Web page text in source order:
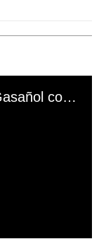
El mal momento de Yanina Gasañol con un hincha argentino en "Subrayado"